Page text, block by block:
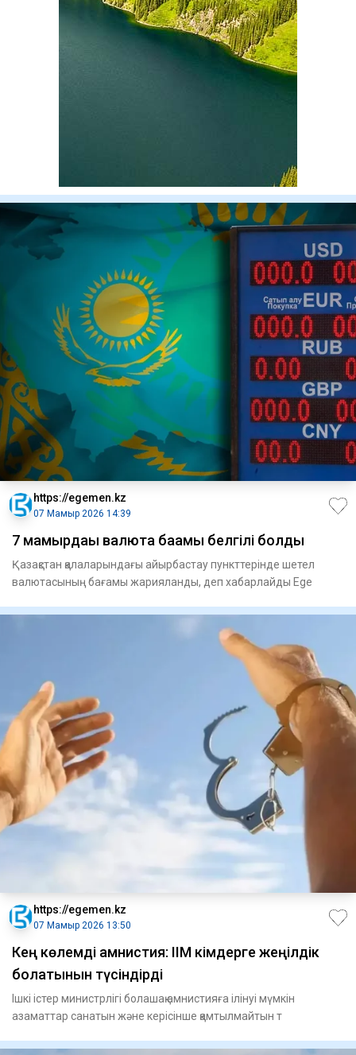
https://egemen.kz
07 Мамыр 2026 14:39
7 мамырдағы валюта бағамы белгілі болды
Қазақстан қалаларындағы айырбастау пункттерінде шетел
валютасының бағамы жарияланды, деп хабарлайды Ege
https://egemen.kz
07 Мамыр 2026 13:50
Кең көлемді амнистия: ІІМ кімдерге жеңілдік
болатынын түсіндірді
Ішкі істер министрлігі болашақ амнистияға ілінуі мүмкін
азаматтар санатын және керісінше қамтылмайтын т